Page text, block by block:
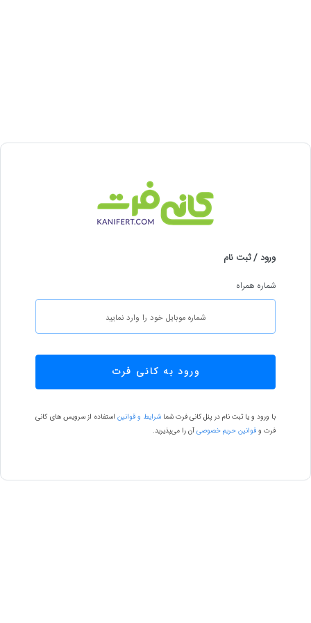
ورود / ثبت نام
شماره همراه
ورود به کانی فرت
با ورود و یا ثبت نام در پنل کانی فرت شما شرایط و قوانین استفاده از سرویس های کانی
فرت وقوانین حریم خصوصیآن را می‌پذیرید.